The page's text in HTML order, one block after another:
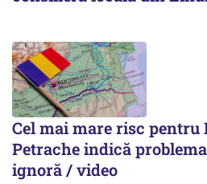
Cel mai mare risc pentru
Petrache indică
ignoră / video